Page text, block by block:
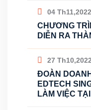
04 Th11,2022
CHƯƠNG
DIỄN RA
27 Th10,2022
ĐOÀN
EDTECH
LÀM VIỆC